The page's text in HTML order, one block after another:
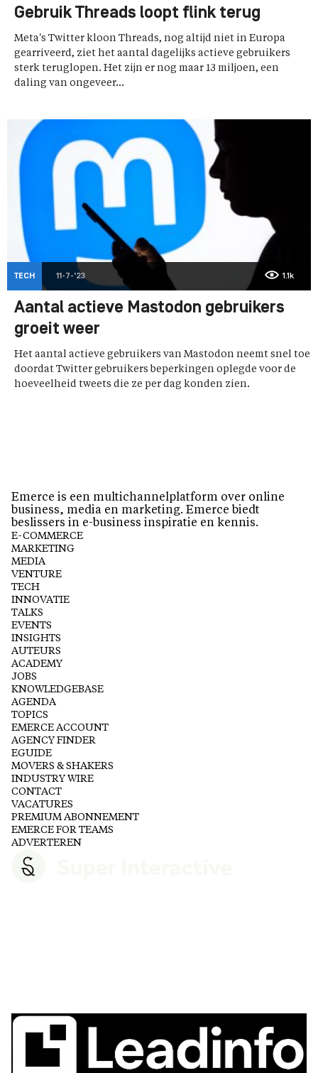
Gebruik Threads loopt flink terug
Meta's Twitter kloon Threads, nog altijd niet in Europa
gearriveerd, ziet het aantal dagelijks actieve gebruikers
sterk teruglopen. Het zijn er nog maar 13 miljoen, een
daling van ongeveer...
TECH 11-7-'23 1.1k
Aantal actieve Mastodon gebruikers
groeit weer
Het aantal actieve gebruikers van Mastodon neemt snel toe
doordat Twitter gebruikers beperkingen oplegde voor de
hoeveelheid tweets die ze per dag konden zien.
Emerce is een multichannelplatform over online
business, media en marketing. Emerce biedt
beslissers in e-business inspiratie en kennis.
E-COMMERCE
MARKETING
MEDIA
VENTURE
TECH
INNOVATIE
TALKS
EVENTS
INSIGHTS
AUTEURS
ACADEMY
JOBS
KNOWLEDGEBASE
AGENDA
TOPICS
EMERCE ACCOUNT
AGENCY FINDER
EGUIDE
MOVERS & SHAKERS
INDUSTRY WIRE
CONTACT
VACATURES
PREMIUM ABONNEMENT
EMERCE FOR TEAMS
ADVERTEREN